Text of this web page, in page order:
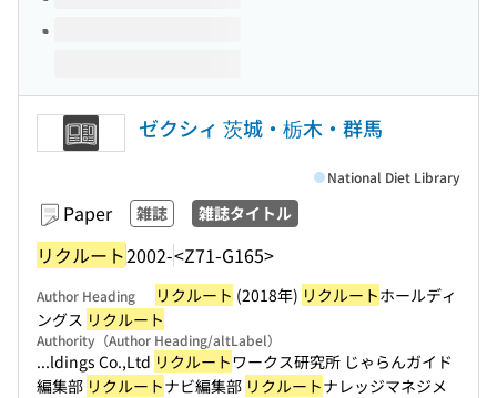
ゼクシィ 茨城・栃木・群馬
Paper 雑誌 雑誌タイトル
リクルート2002-<Z71-G165>
National Diet Library
Author Heading リクルート (2018年) リクルートホールディ
ングス リクルート
Authority（Author Heading/altLabel）
...ldings Co.,Ltd リクルートワークス研究所 じゃらんガイド
編集部 リクルートナビ編集部 リクルートナレッジマネジメ